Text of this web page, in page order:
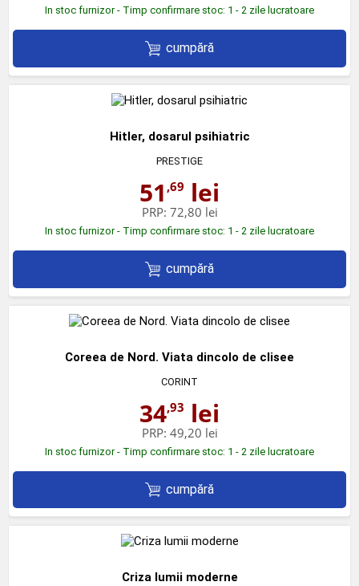
In stoc furnizor - Timp confirmare stoc: 1 - 2 zile lucratoare
cumpără
Hitler, dosarul psihiatric
PRESTIGE
51 ,69 lei
PRP: 72,80 lei
In stoc furnizor - Timp confirmare stoc: 1 - 2 zile lucratoare
cumpără
Coreea de Nord. Viata dincolo de clisee
CORINT
34,93 lei
PRP: 49,20 lei
In stoc furnizor - Timp confirmare stoc: 1 - 2 zile lucratoare
cumpără
Criza lumii moderne